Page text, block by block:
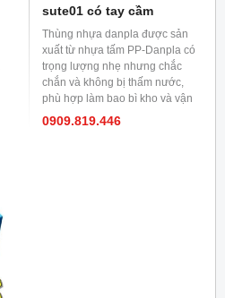
sute01 có tay cầm
Thùng nhựa danpla được sản
xuất từ nhựa tấm PP-Danpla có
trọng lượng nhẹ nhưng chắc
chắn và không bị thấm nước,
phù hợp làm bao bì kho và vận
chuyển an toàn và dễ dàng.
0909.819.446